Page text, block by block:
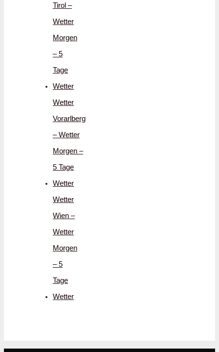
Tirol –
Wetter
Morgen
– 5
Tage
Wetter
Wetter
Vorarlberg
– Wetter
Morgen –
5 Tage
Wetter
Wetter
Wien –
Wetter
Morgen
– 5
Tage
Wetter